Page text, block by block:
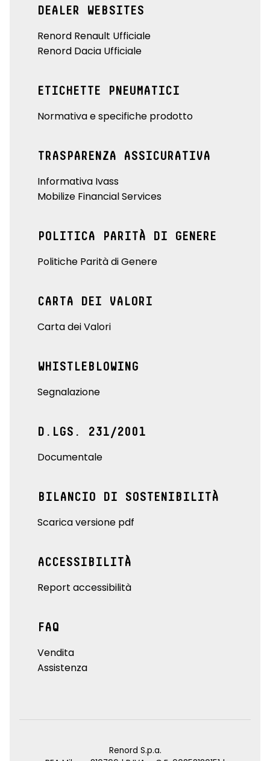
DEALER WEBSITES
Renord Renault Ufficiale
Renord Dacia Ufficiale
ETICHETTE PNEUMATICI
Normativa e specifiche prodotto
TRASPARENZA ASSICURATIVA
Informativa Ivass
Mobilize Financial Services
POLITICA PARITÀ DI GENERE
Politiche Parità di Genere
CARTA DEI VALORI
Carta dei Valori
WHISTLEBLOWING
Segnalazione
D.LGS. 231/2001
Documentale
BILANCIO DI SOSTENIBILITÀ
Scarica versione pdf
ACCESSIBILITÀ
Report accessibilità
FAQ
Vendita
Assistenza
Renord S.p.a.